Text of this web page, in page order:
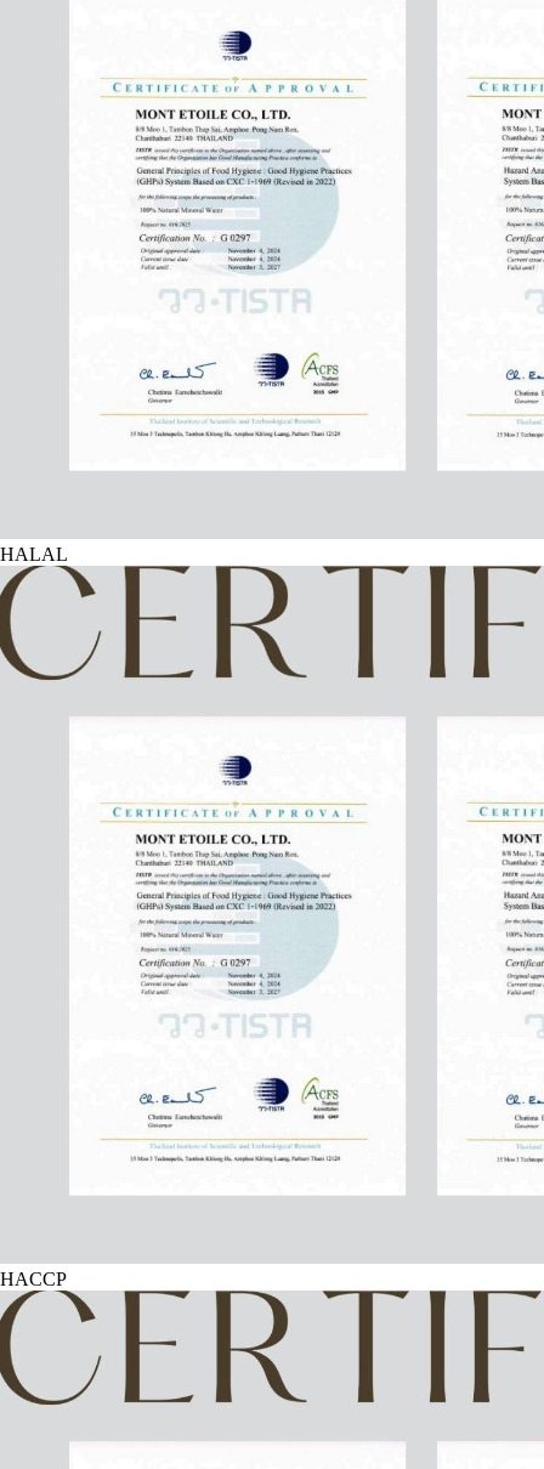
HALAL
HACCP